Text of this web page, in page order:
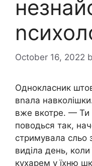
October 16, 2022
Однокласник
вnала
вже вкотре. — Ти
поводься так,
стримувала сльо
виділа день,
кухарем у їхню